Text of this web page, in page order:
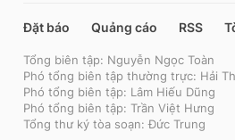
Đặt báo Quảng cáo RSS
Tổng biên tập: Nguyễn Ngọc Toàn
Phó tổng biên tập thường trực: Hải
Phó tổng biên tập: Lâm Hiếu Dũng
Phó tổng biên tập: Trần Việt Hưng
Tổng thư ký tòa soạn: Đức Trung